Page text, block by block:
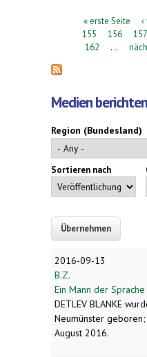
Seiten« erste Seite
155
156 157
162
…
Medien
Region (Bundesland)
Sortieren nach
2016-09-13
B.Z.
Ein Mann der
DETLEV BLANKE
Neumünster
August 2016.